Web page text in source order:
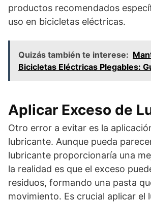
productos recomendados
uso en bicicletas eléctricas.
Quizás también te interese:
Bicicletas Eléctricas Plegables:
Aplicar Exceso de
Otro error a evitar es la
lubricante. Aunque pueda
lubricante proporcionaría una
la realidad es que el exceso
residuos, formando una pasta
movimiento. Es crucial aplicar el